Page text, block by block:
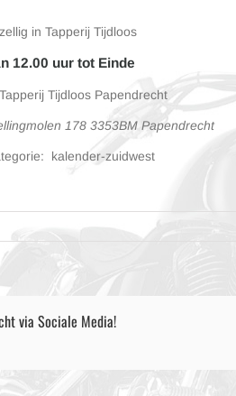
in Tapperij Tijdloos
12.00 uur tot Einde
Tijdloos Papendrecht
178 3353BM Papendrecht
kalender-zuidwest
via Sociale Media!